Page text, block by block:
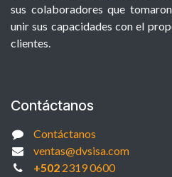
sus colaboradores que
unir sus capacidades con el
clientes.
Contáctanos
Contáctanos
ventas@dvsisa.com
+5022319 0600